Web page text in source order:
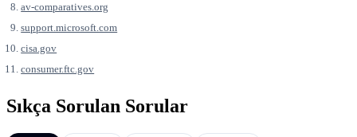
av-comparatives.org
support.microsoft.com
cisa.gov
consumer.ftc.gov
Sıkça Sorulan Sorular